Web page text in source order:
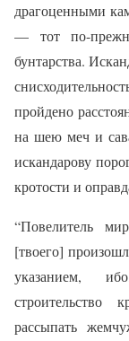
драгоценными
— тот по-
бунтарства.
пройдено
на шею меч и
искандарову
кротости и
“Повелитель
[твоего]
указанием,
рассыпать